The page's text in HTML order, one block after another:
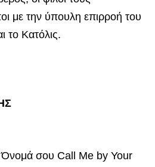
με την ύπουλη επιρροή του
το Κατόλις.
Όνομά σου Call Me by Your